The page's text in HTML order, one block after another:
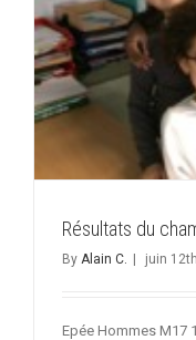
Résultats du
By Alain C. | juin
Epée Hommes M17